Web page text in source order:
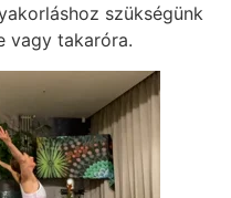
szükségünk
vagy takaróra.